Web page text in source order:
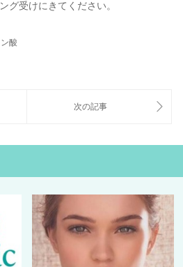
グ受けにきてください。
酸